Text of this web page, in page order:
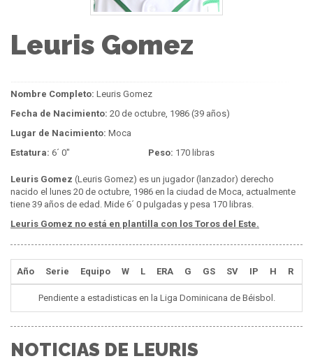
Leuris Gomez
Nombre Completo: Leuris Gomez
Fecha de Nacimiento: 20 de octubre, 1986 (39 años)
Lugar de Nacimiento: Moca
Estatura: 6´ 0" Peso: 170 libras
Leuris Gomez (Leuris Gomez) es un jugador (lanzador) derecho
nacido el lunes 20 de octubre, 1986 en la ciudad de Moca, actualmente
tiene 39 años de edad. Mide 6´ 0 pulgadas y pesa 170 libras.
Leuris Gomez no está en plantilla con los Toros del Este.
Año Serie Equipo W L ERA G GS SV IP H R
Pendiente a estadisticas en la Liga Dominicana de Béisbol.
NOTICIAS DE LEURIS